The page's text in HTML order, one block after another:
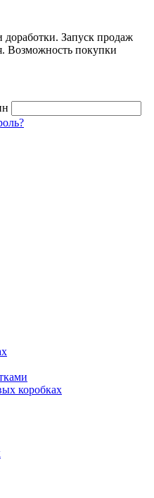
доработки. Запуск продаж
Возможность покупки
коробках